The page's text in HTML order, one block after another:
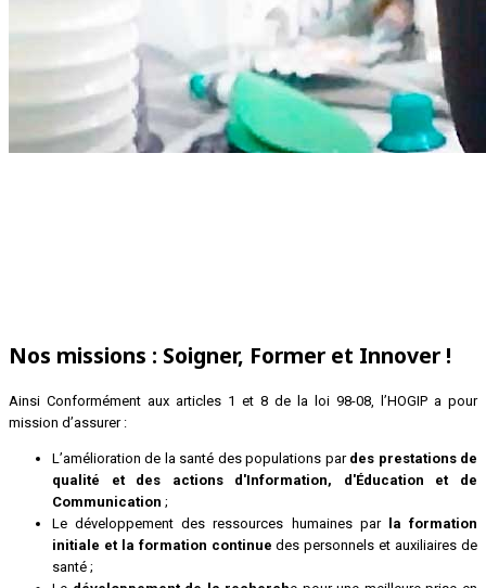
Nos missions : Soigner, Former et Innover !
Ainsi Conformément aux articles 1 et 8 de la loi 98-08, l’HOGIP a pour
mission d’assurer :
L’amélioration de la santé des populations par des prestations de
qualité et des actions d'Information, d'Éducation et de
Communication ;
Le développement des ressources humaines par la formation
initiale et la formation continuedes personnels et auxiliaires de
santé ;